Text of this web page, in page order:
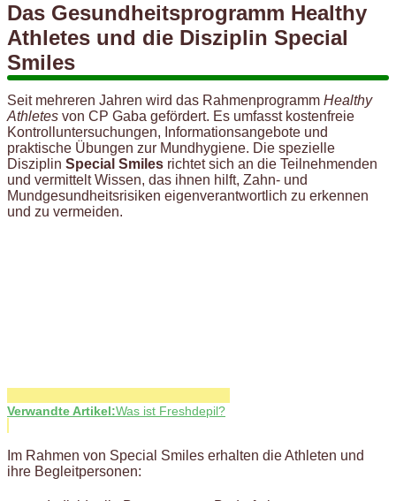
Das Gesundheitsprogramm Healthy
Athletes und die Disziplin Special
Smiles
Seit mehreren Jahren wird das Rahmenprogramm Healthy
Athletes von CP Gaba gefördert. Es umfasst kostenfreie
Kontrolluntersuchungen, Informationsangebote und
praktische Übungen zur Mundhygiene. Die spezielle
Disziplin Special Smiles richtet sich an die Teilnehmenden
und vermittelt Wissen, das ihnen hilft, Zahn- und
Mundgesundheitsrisiken eigenverantwortlich zu erkennen
und zu vermeiden.
Verwandte Artikel:Was ist Freshdepil?
Im Rahmen von Special Smiles erhalten die Athleten und
ihre Begleitpersonen: